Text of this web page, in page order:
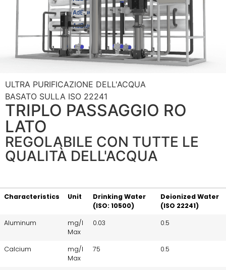
ULTRA PURIFICAZIONE DELL'ACQUA
BASATO SULLA ISO 22241
TRIPLO PASSAGGIO RO
LATO​
REGOLABILE CON TUTTE LE
QUALITÀ DELL'ACQUA
Characteristics Unit
Drinking Water
(ISO: 10500)
Deionized Water
(ISO 22241)
Aluminum
mg/l
Max
0.03 0.5
Calcium
mg/l
Max
75 0.5